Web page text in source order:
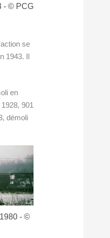
se
1943. Il
en
901
démoli